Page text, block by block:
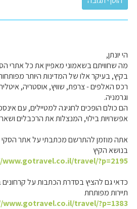
הי יונתן,
מה שחוויתם בשאמוני מאפיין את כל אתרי
בקיץ, בעיקר אלו של המדינות היותר
רכס האלפים - צרפת, שוויץ, אוסטריה,
וגרמניה.
הם כולם הופכים לחגיגה למטיילים, עם
אפשרויות בילוי, המנצלות את הרכבלים
אתה מוזמן להתרשם מכתבתי על אתר הסקי
בנושא הקיץ
travel/?p=2195
כדאי גם להציץ בסדרת הכתבות על
תיירות מפותחת
travel/?p=1383